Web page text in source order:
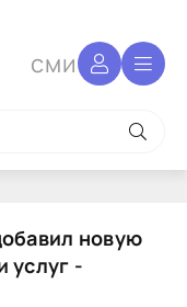
сми
новую
услуг -